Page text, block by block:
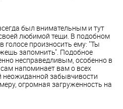
был внимательным и тут
любимой тещи. В подобном
голосе произносить ему: "Ты
запомнить". Подобное
несправедливым, особенно в
напоминает вам о всех
неожиданной забывчивости
огромная загруженность на